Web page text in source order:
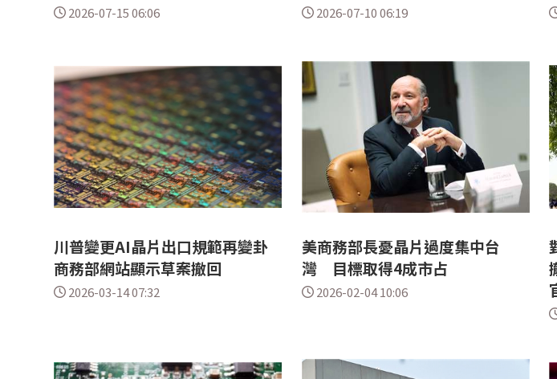
2026-07-15 06:06 2026-07-10 06:19
川普變更AI晶片出口規範再變卦
商務部網站顯示草案撤回
2026-03-14 07:32
美商務部長憂晶片過度集中台
灣 目標取得4成市占
2026-02-04 10:06